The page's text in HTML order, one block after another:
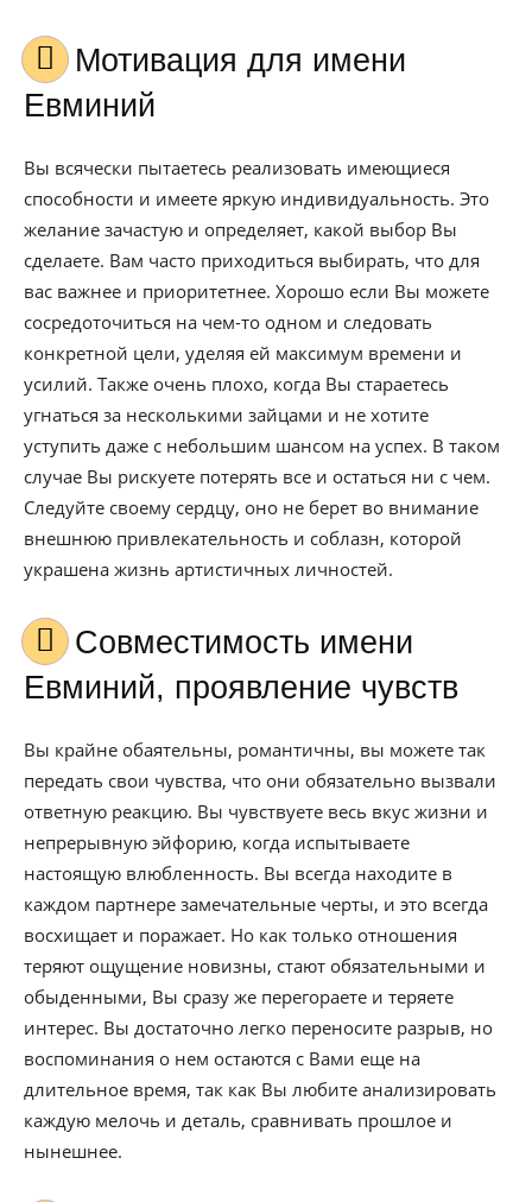
Мотивация для имени
Евминий
Вы всячески пытаетесь реализовать имеющиеся
способности и имеете яркую индивидуальность. Это
желание зачастую и определяет, какой выбор Вы
сделаете. Вам часто приходиться выбирать, что для
вас важнее и приоритетнее. Хорошо если Вы можете
сосредоточиться на чем-то одном и следовать
конкретной цели, уделяя ей максимум времени и
усилий. Также очень плохо, когда Вы стараетесь
угнаться за несколькими зайцами и не хотите
уступить даже с небольшим шансом на успех. В таком
случае Вы рискуете потерять все и остаться ни с чем.
Следуйте своему сердцу, оно не берет во внимание
внешнюю привлекательность и соблазн, которой
украшена жизнь артистичных личностей.
Совместимость имени
Евминий, проявление чувств
Вы крайне обаятельны, романтичны, вы можете так
передать свои чувства, что они обязательно вызвали
ответную реакцию. Вы чувствуете весь вкус жизни и
непрерывную эйфорию, когда испытываете
настоящую влюбленность. Вы всегда находите в
каждом партнере замечательные черты, и это всегда
восхищает и поражает. Но как только отношения
теряют ощущение новизны, стают обязательными и
обыденными, Вы сразу же перегораете и теряете
интерес. Вы достаточно легко переносите разрыв, но
воспоминания о нем остаются с Вами еще на
длительное время, так как Вы любите анализировать
каждую мелочь и деталь, сравнивать прошлое и
нынешнее.